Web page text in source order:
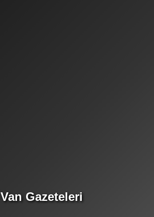
Van Gazeteleri